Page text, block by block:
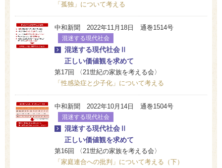
「孤独」について考える
中和新聞 2022年11月18日 通巻1514号
混迷する現代社会
混迷する現代社会Ⅱ
正しい価値観を求めて
第17回 〈21世紀の家族を考える会〉
「性感染症と少子化」について考える
中和新聞 2022年10月14日 通巻1504号
混迷する現代社会
混迷する現代社会Ⅱ
正しい価値観を求めて
第16回 〈21世紀の家族を考える会〉
「家庭連合への批判」について考える（下）